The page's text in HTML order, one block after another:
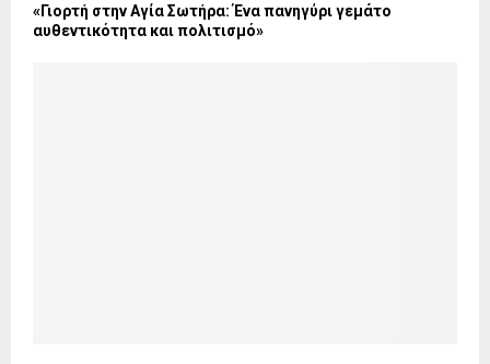
«Γιορτή στην Αγία Σωτήρα: Ένα πανηγύρι γεμάτο
αυθεντικότητα και πολιτισμό»